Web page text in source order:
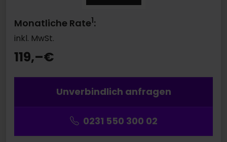
Monatliche Rate1:
inkl. MwSt.
119,–€
Unverbindlich anfragen
0231 550 300 02